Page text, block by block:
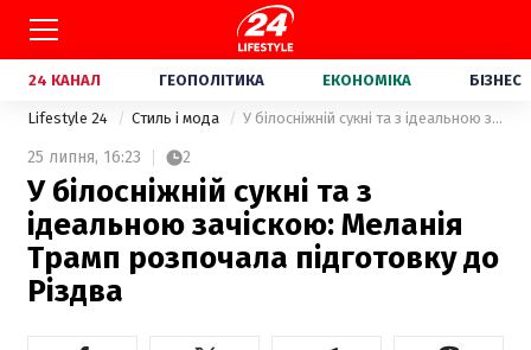
24 КАНАЛ ГЕОПОЛІТИКА ЕКОНОМІКА БІЗНЕС
Lifestyle 24 Стиль і мода У білосніжній сукні та з ідеальною зачіскою: Меланія Трамп розпочала підготовку до Різдва
25 липня, 16:23 2
У білосніжній сукні та з
ідеальною зачіскою: Меланія
Трамп розпочала підготовку до
Різдва